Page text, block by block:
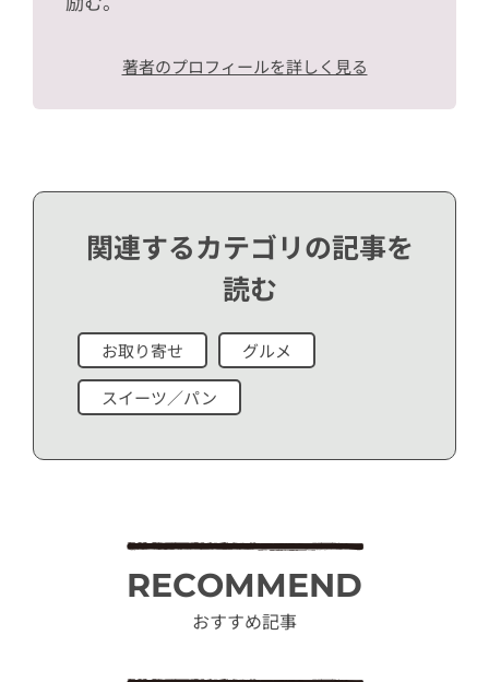
著者のプロフィールを詳しく見る
関連するカテゴリの記事を
読む
お取り寄せ グルメ
スイーツ／パン
RECOMMEND
おすすめ記事